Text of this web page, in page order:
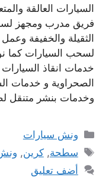
السيارات العالقة
فريق مدرب ومجهز
الثقيلة والخفيفة
لسحب السيارات كما
خدمات انقاذ
الصحراوية و خدمات
وخدمات بنشر متنقل
التصنيفات
ونش سيارات
الوسوم
سطحة,كرين,
أضف تعليق